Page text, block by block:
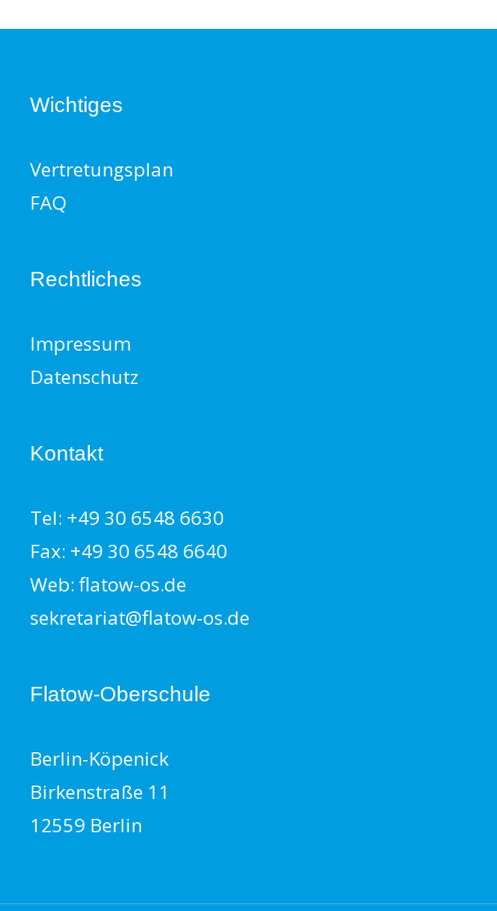
Wichtiges
Vertretungsplan
FAQ
Rechtliches
Impressum
Datenschutz
Kontakt
Tel: +49 30 6548 6630
Fax: +49 30 6548 6640
Web: flatow-os.de
sekretariat@flatow-os.de
Flatow-Oberschule
Berlin-Köpenick
Birkenstraße 11
12559 Berlin